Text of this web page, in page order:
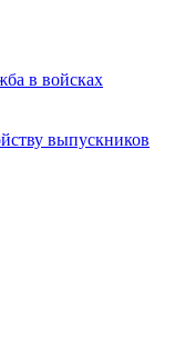
в войсках
выпускников